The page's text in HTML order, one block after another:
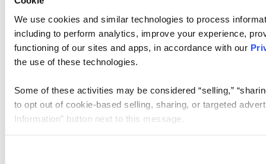
We use cookies and similar technologies to process
including to perform analytics, improve your experience,
functioning of our sites and apps, in accordance with our
the use of these technologies.
Some of these activities may be considered “selling,”
to opt out of cookie-based selling, sharing, or targeted
Information” button next to this message.